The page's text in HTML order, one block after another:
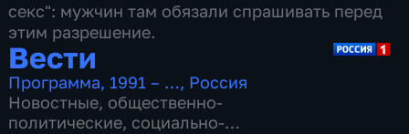
секс": мужчин там обязали спрашивать перед
этим разрешение.
Вести
Программа, 1991 – …, Россия
Новостные, общественно-
политические, социально-